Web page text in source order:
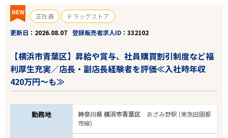
NEW 正社員
ドラッグストア
更新日
2026.08.07 登録販売者求人ID 332102
【横浜市青葉区】昇給や賞与、社員購買割引制度など福
利厚生充実／店長・副店長経験者を評価≪入社時年収
420万円～も≫
勤務地 神奈川県 横浜市青葉区 あざみ野駅 (東急田園都
市線)